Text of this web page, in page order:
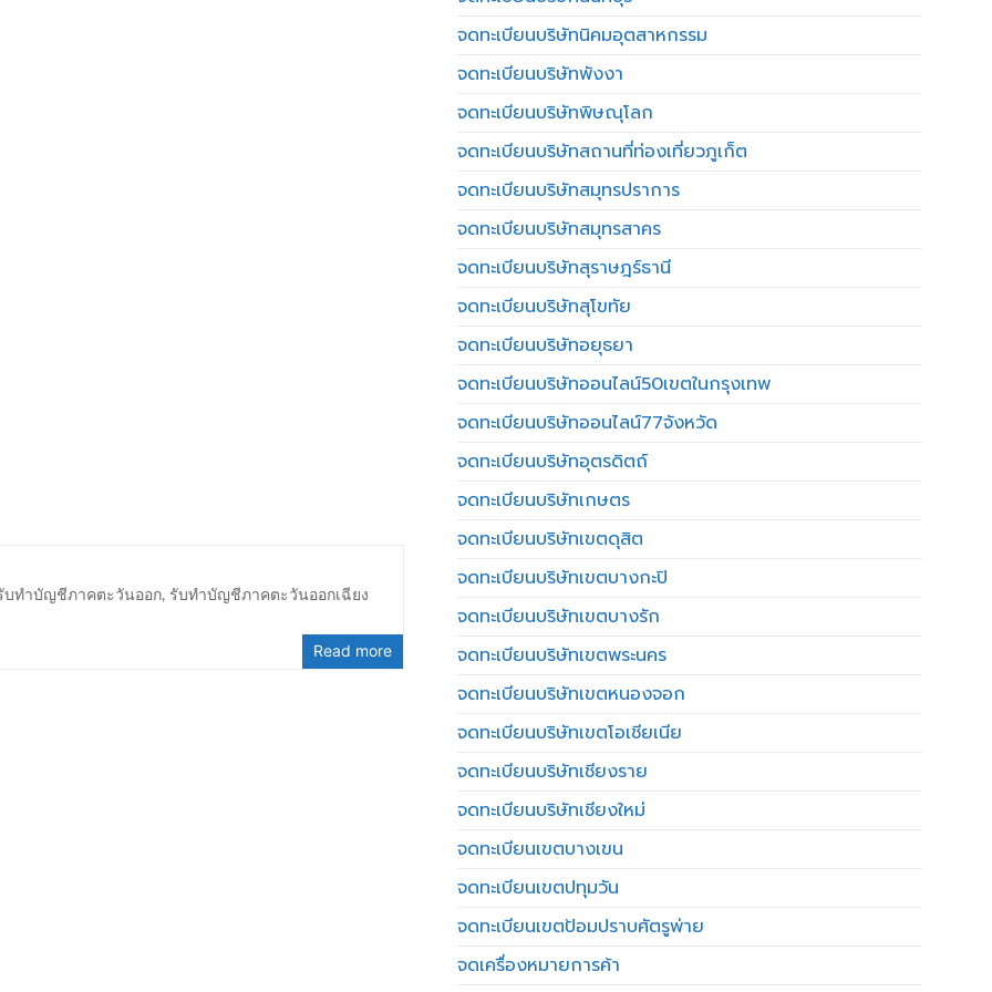
บทำบัญชีภาคตะวันออก, รับทำบัญชีภาคตะวันออกเฉียง
Read more
จดทะเบียนบริษัทนิคมอุตสาหกรรม
จดทะเบียนบริษัทพังงา
จดทะเบียนบริษัทพิษณุโลก
จดทะเบียนบริษัทสถานที่ท่องเที่ยวภูเก็ต
จดทะเบียนบริษัทสมุทรปราการ
จดทะเบียนบริษัทสมุทรสาคร
จดทะเบียนบริษัทสุราษฎร์ธานี
จดทะเบียนบริษัทสุโขทัย
จดทะเบียนบริษัทอยุธยา
จดทะเบียนบริษัทออนไลน์50เขตในกรุงเทพ
จดทะเบียนบริษัทออนไลน์77จังหวัด
จดทะเบียนบริษัทอุตรดิตถ์
จดทะเบียนบริษัทเกษตร
จดทะเบียนบริษัทเขตดุสิต
จดทะเบียนบริษัทเขตบางกะปิ
จดทะเบียนบริษัทเขตบางรัก
จดทะเบียนบริษัทเขตพระนคร
จดทะเบียนบริษัทเขตหนองจอก
จดทะเบียนบริษัทเขตโอเชียเนีย
จดทะเบียนบริษัทเชียงราย
จดทะเบียนบริษัทเชียงใหม่
จดทะเบียนเขตบางเขน
จดทะเบียนเขตปทุมวัน
จดทะเบียนเขตป้อมปราบศัตรูพ่าย
จดเครื่องหมายการค้า